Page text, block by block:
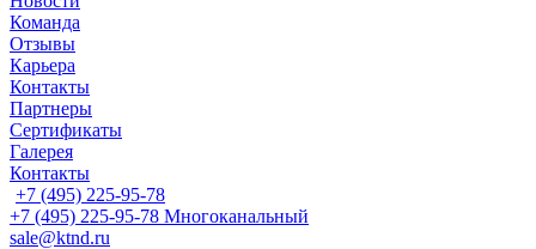
Команда
Отзывы
Карьера
Контакты
Партнеры
Сертификаты
Галерея
Контакты
+7 (495) 225-95-78
+7 (495) 225-95-78 Многоканальный
sale@ktnd.ru